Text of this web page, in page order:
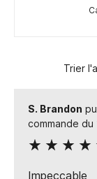
Trier
S. Brandon
commande du
Impeccable